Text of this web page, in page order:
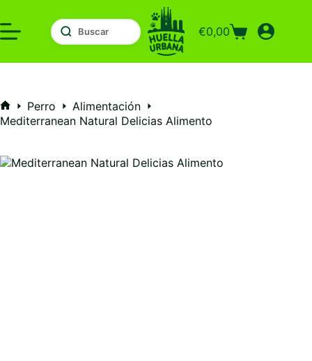
al
contenido
Carro
compra
€0,00
Inicio
Perro
Alimentación
Mediterranean Natural Delicias Alimento